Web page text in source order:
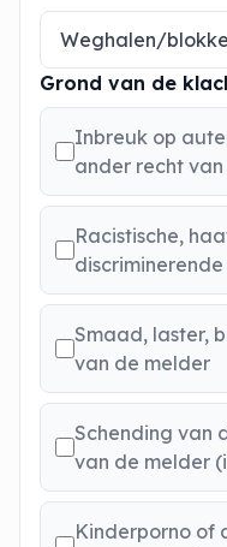
Grond van de
Inbreuk op
ander recht
Racistische,
Smaad, laster,
van de melder
Schending van
van de melder
Kinderporno of